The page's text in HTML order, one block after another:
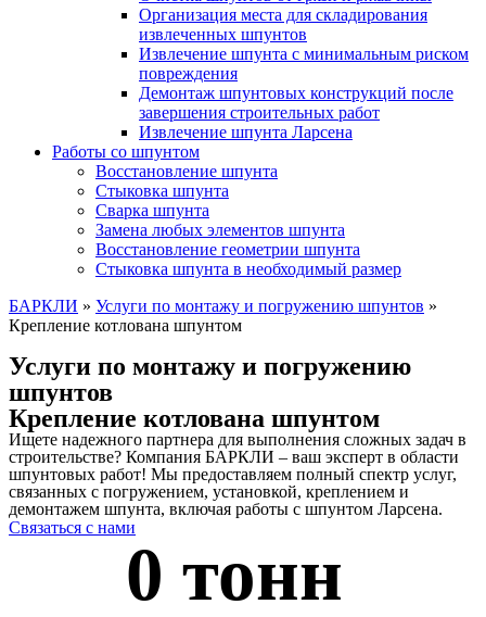
Организация места для складирования
извлеченных шпунтов
Извлечение шпунта с минимальным риском
повреждения
Демонтаж шпунтовых конструкций после
завершения строительных работ
Извлечение шпунта Ларсена
Работы со шпунтом
Восстановление шпунта
Стыковка шпунта
Сварка шпунта
Замена любых элементов шпунта
Восстановление геометрии шпунта
Стыковка шпунта в необходимый размер
БАРКЛИ » Услуги по монтажу и погружению шпунтов »
Крепление котлована шпунтом
Услуги по монтажу и погружению
шпунтов
Крепление котлована шпунтом
Ищете надежного партнера для выполнения сложных задач в
строительстве? Компания БАРКЛИ – ваш эксперт в области
шпунтовых работ! Мы предоставляем полный спектр услуг,
связанных с погружением, установкой, креплением и
демонтажем шпунта, включая работы с шпунтом Ларсена.
Связаться с нами
0 тонн